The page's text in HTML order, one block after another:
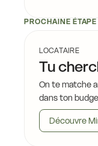
PROCHAINE ÉTAPE
LOCATAIRE
Tu
On te matche
dans ton
Découvre